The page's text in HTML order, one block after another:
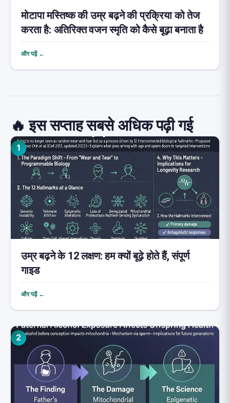
मोटापा मस्तिष्क की उम्र बढ़ने की प्रक्रिया को तेज
करता है: अतिरिक्त वजन स्मृति को कैसे बूढ़ा बनाता है
और पढ़ें ←
🔥 इस सप्ताह सबसे अधिक पढ़ी गई
1
उम्र बढ़ने के 12 लक्षण: हम क्यों बूढ़े होते हैं, संपूर्ण
गाइड
और पढ़ें ←
2